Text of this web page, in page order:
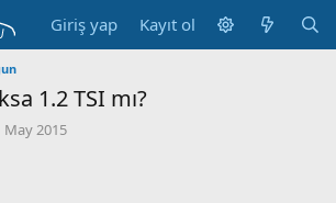
Giriş yap Kayıt ol
1.2 TSI mı?
May 2015